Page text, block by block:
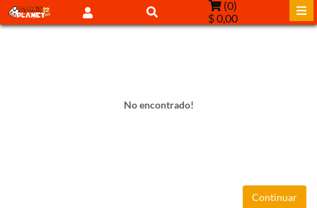
(0)
$ 0,00
No encontrado!
Continuar